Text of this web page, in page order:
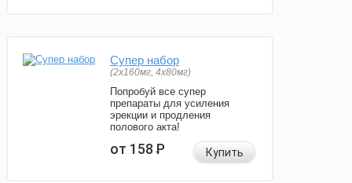
Супер набор
(2х160мг, 4х80мг)
Попробуй все супер
препараты для усиления
эрекции и продления
полового акта!
от 158Р Купить